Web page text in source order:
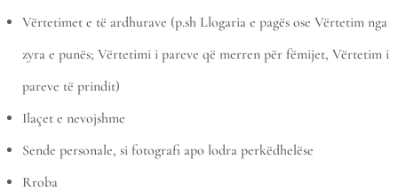
Vërtetimet e të ardhurave (p.sh Llogaria e pagës ose Vërtetim nga
zyra e punës; Vërtetimi i pareve që merren për fëmijet, Vërtetim i
pareve të prindit)
Ilaçet e nevojshme
Sende personale, si fotografi apo lodra perkëdhelëse
Rroba